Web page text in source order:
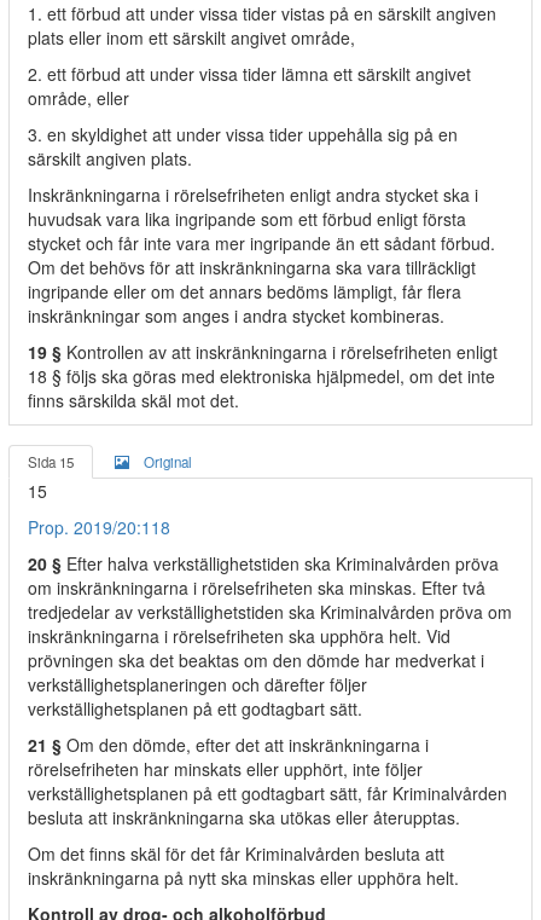
1. ett förbud att under vissa tider vistas på en särskilt angiven
plats eller inom ett särskilt angivet område,
2. ett förbud att under vissa tider lämna ett särskilt angivet
område, eller
3. en skyldighet att under vissa tider uppehålla sig på en
särskilt angiven plats.
Inskränkningarna i rörelsefriheten enligt andra stycket ska i
huvudsak vara lika ingripande som ett förbud enligt första
stycket och får inte vara mer ingripande än ett sådant förbud.
Om det behövs för att inskränkningarna ska vara tillräckligt
ingripande eller om det annars bedöms lämpligt, får flera
inskränkningar som anges i andra stycket kombineras.
19 § Kontrollen av att inskränkningarna i rörelsefriheten enligt
18 § följs ska göras med elektroniska hjälpmedel, om det inte
finns särskilda skäl mot det.
Sida 15 Original
15
Prop. 2019/20:118
20 § Efter halva verkställighetstiden ska Kriminalvården pröva
om inskränkningarna i rörelsefriheten ska minskas. Efter två
tredjedelar av verkställighetstiden ska Kriminalvården pröva om
inskränkningarna i rörelsefriheten ska upphöra helt. Vid
prövningen ska det beaktas om den dömde har medverkat i
verkställighetsplaneringen och därefter följer
verkställighetsplanen på ett godtagbart sätt.
21 § Om den dömde, efter det att inskränkningarna i
rörelsefriheten har minskats eller upphört, inte följer
verkställighetsplanen på ett godtagbart sätt, får Kriminalvården
besluta att inskränkningarna ska utökas eller återupptas.
Om det finns skäl för det får Kriminalvården besluta att
inskränkningarna på nytt ska minskas eller upphöra helt.
Kontroll av drog- och alkoholförbud